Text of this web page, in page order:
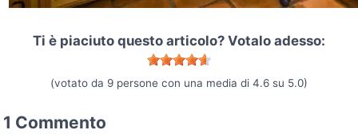
Ti è piaciuto questo articolo? Votalo adesso:
(votato da 9 persone con una media di 4.6 su 5.0)
1 Commento